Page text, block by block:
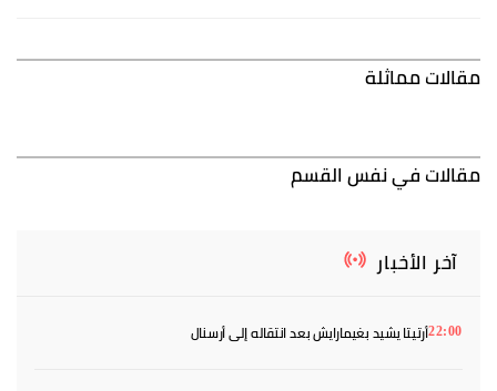
مقالات مماثلة
مقالات في نفس القسم
آخر الأخبار
22:00أرتيتا يشيد بغيمارايش بعد انتقاله إلى أرسنال